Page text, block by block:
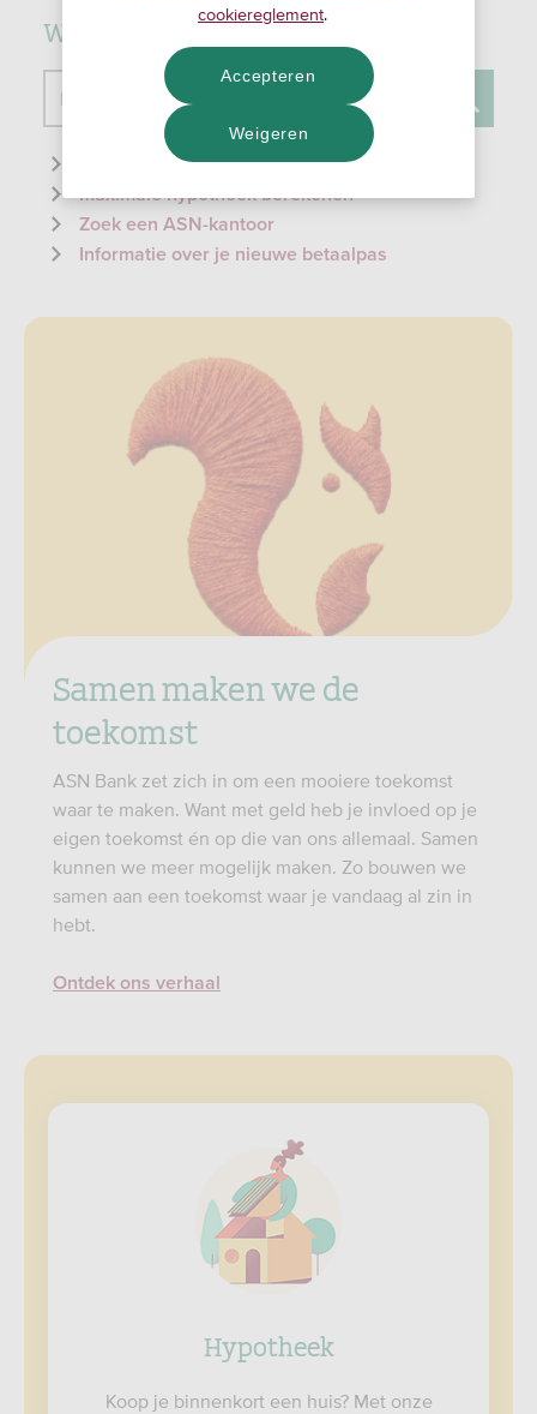
Waar kunnen we je mee helpen?
Doorzoek de website
Informatie over de ID-check
Maximale hypotheek berekenen
Zoek een ASN-kantoor
Informatie over je nieuwe betaalpas
Samen maken we de
toekomst
ASN Bank zet zich in om een mooiere toekomst
waar te maken. Want met geld heb je invloed op je
eigen toekomst én op die van ons allemaal. Samen
kunnen we meer mogelijk maken. Zo bouwen we
samen aan een toekomst waar je vandaag al zin in
hebt.
Ontdek ons verhaal
Hypotheek
Koop je binnenkort een huis? Met onze
cookiereglement.
Weigeren
Accepteren